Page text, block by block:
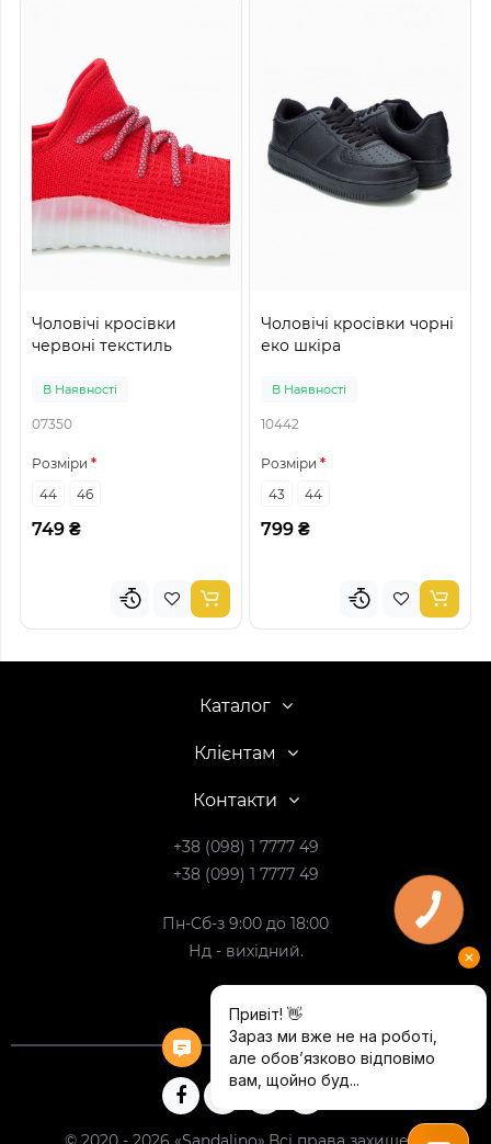
Чоловічі кросівки
червоні текстиль
В Наявності
07350
Розміри
44
46
749 ₴
Чоловічі кросівки чорні
еко шкіра
В Наявності
10442
Розміри
43
44
799 ₴
Каталог
Клієнтам
Контакти
+38 (098) 1 7777 49
+38 (099) 1 7777 49
Пн-Сб-з 9:00 до 18:00
Нд - вихідний.